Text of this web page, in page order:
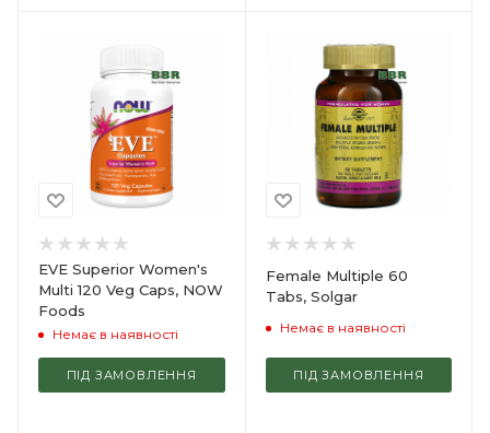
EVE Superior Women's
Multi 120 Veg Caps, NOW
Foods
Немає в наявності
ПІД ЗАМОВЛЕННЯ
Female Multiple 60
Tabs, Solgar
Немає в наявності
ПІД ЗАМОВЛЕННЯ